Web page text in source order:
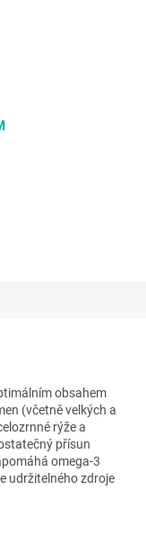
obsahem
(včetně velkých a
rýže a
přísun
omega-3
udržitelného zdroje